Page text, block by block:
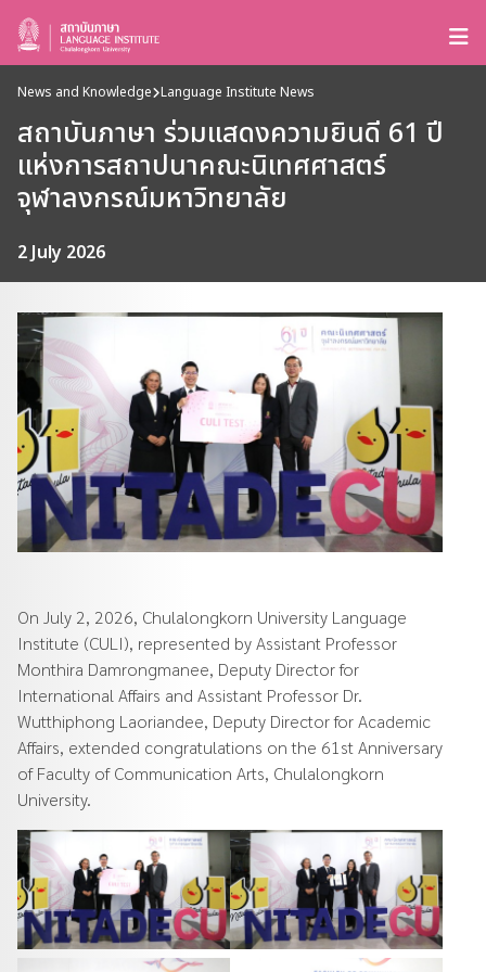
News and Knowledge Language Institute News
สถาบันภาษา ร่วมแสดงความยินดี 61 ปี
แห่งการสถาปนาคณะนิเทศศาสตร์
จุฬาลงกรณ์มหาวิทยาลัย
2 July 2026
On July 2, 2026, Chulalongkorn University Language
Institute (CULI), represented by Assistant Professor
Monthira Damrongmanee, Deputy Director for
International Affairs and Assistant Professor Dr.
Wutthiphong Laoriandee, Deputy Director for Academic
Affairs, extended congratulations on the 61st Anniversary
of Faculty of Communication Arts, Chulalongkorn
University.